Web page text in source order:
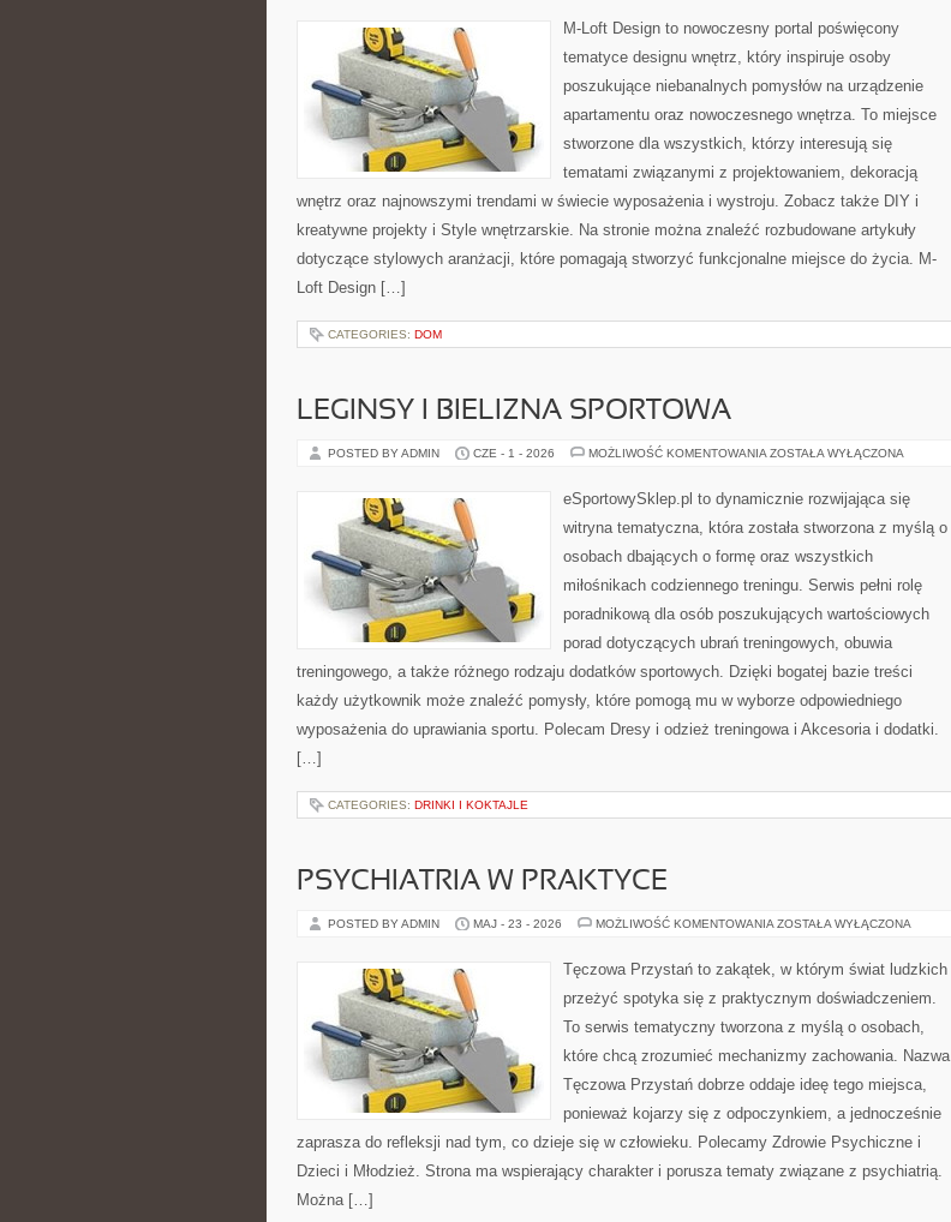
WNĘTRZ
M-Loft Design to nowoczesny portal poświęcony
tematyce designu wnętrz, który inspiruje osoby
poszukujące niebanalnych pomysłów na urządzenie
apartamentu oraz nowoczesnego wnętrza. To miejsce
stworzone dla wszystkich, którzy interesują się
tematami związanymi z projektowaniem, dekoracją
wnętrz oraz najnowszymi trendami w świecie wyposażenia i wystroju. Zobacz także DIY i
kreatywne projekty i Style wnętrzarskie. Na stronie można znaleźć rozbudowane artykuły
dotyczące stylowych aranżacji, które pomagają stworzyć funkcjonalne miejsce do życia. M-
Loft Design […]
CATEGORIES: DOM
LEGINSY I BIELIZNA SPORTOWA
POSTED BY ADMIN CZE - 1 - 2026 MOŻLIWOŚĆ KOMENTOWANIA LEGINSY
SPORTOWA
ZOSTAŁA WYŁĄCZONA
eSportowySklep.pl to dynamicznie rozwijająca się
witryna tematyczna, która została stworzona z myślą o
osobach dbających o formę oraz wszystkich
miłośnikach codziennego treningu. Serwis pełni rolę
poradnikową dla osób poszukujących wartościowych
porad dotyczących ubrań treningowych, obuwia
treningowego, a także różnego rodzaju dodatków sportowych. Dzięki bogatej bazie treści
każdy użytkownik może znaleźć pomysły, które pomogą mu w wyborze odpowiedniego
wyposażenia do uprawiania sportu. Polecam Dresy i odzież treningowa i Akcesoria i dodatki.
[…]
CATEGORIES: DRINKI I KOKTAJLE
PSYCHIATRIA W PRAKTYCE
POSTED BY ADMIN MAJ - 23 - 2026 MOŻLIWOŚĆ KOMENTOWANIA PSYCHIATRIA
ZOSTAŁA WYŁĄCZONA
Tęczowa Przystań to zakątek, w którym świat ludzkich
przeżyć spotyka się z praktycznym doświadczeniem.
To serwis tematyczny tworzona z myślą o osobach,
które chcą zrozumieć mechanizmy zachowania. Nazwa
Tęczowa Przystań dobrze oddaje ideę tego miejsca,
ponieważ kojarzy się z odpoczynkiem, a jednocześnie
zaprasza do refleksji nad tym, co dzieje się w człowieku. Polecamy Zdrowie Psychiczne i
Dzieci i Młodzież. Strona ma wspierający charakter i porusza tematy związane z psychiatrią.
Można […]